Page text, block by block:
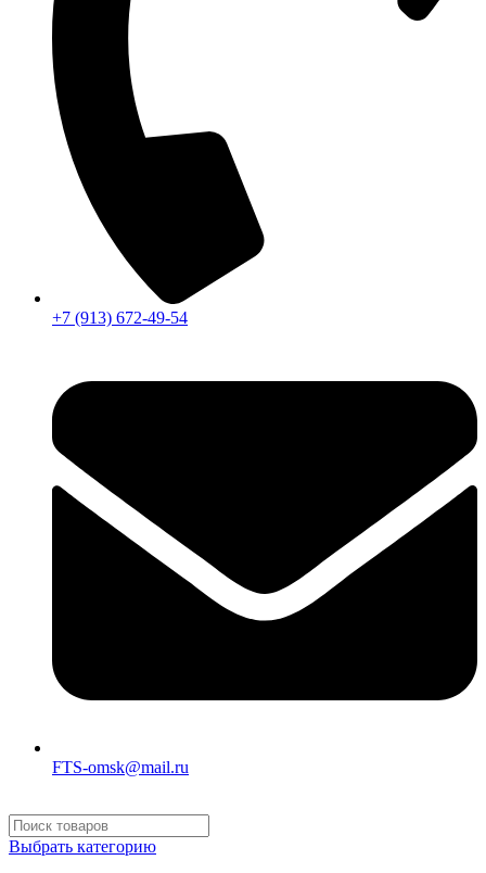
+7 (913) 672-49-54
FTS-omsk@mail.ru
Выбрать категорию